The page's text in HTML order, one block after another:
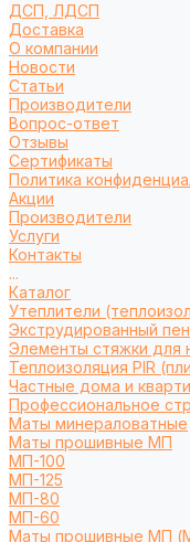
ДСП, ЛДСП
Доставка
О компании
Новости
Статьи
Производители
Вопрос-ответ
Отзывы
Сертификаты
Политика
Акции
Производители
Услуги
Контакты
...
Каталог
Утеплители
Экструдированный
Элементы стяжки для
Теплоизоляция PIR
Частные дома и
Профессиональное
Маты минераловатные
Маты прошивные МП
МП-100
МП-125
МП-80
МП-60
Маты прошивные МП